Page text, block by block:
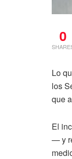
0
Lo
los
que
El
— y